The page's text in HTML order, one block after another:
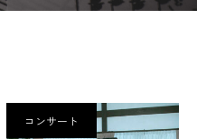
コンサート